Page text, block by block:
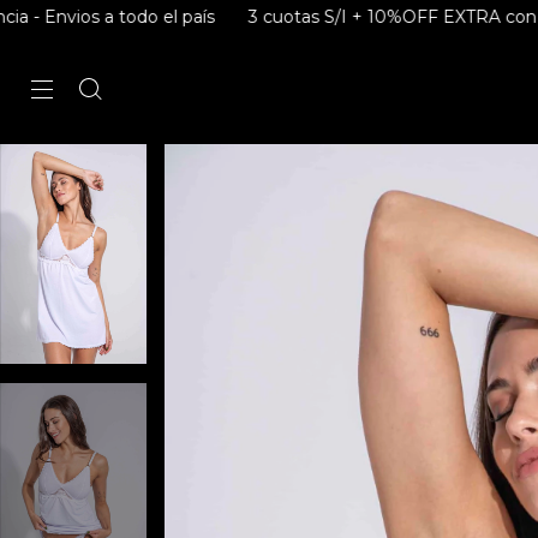
a todo el país 3 cuotas S/I + 10%OFF EXTRA con